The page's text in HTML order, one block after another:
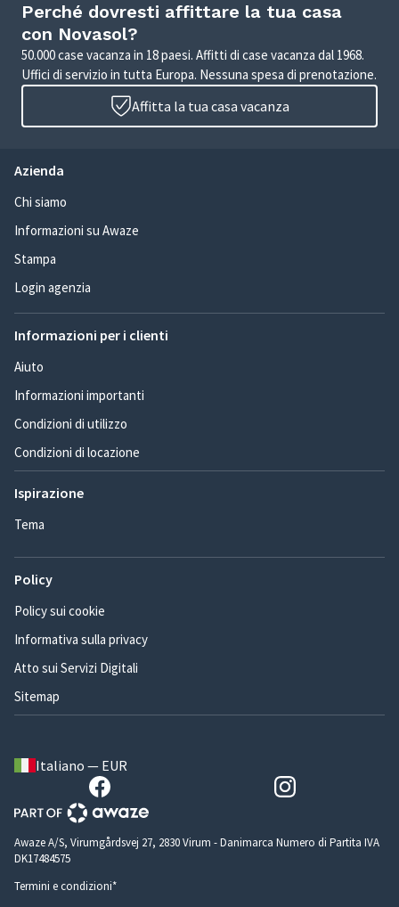
Perché dovresti affittare la tua casa
con Novasol?
50.000 case vacanza in 18 paesi. Affitti di case vacanza dal 1968.
Uffici di servizio in tutta Europa. Nessuna spesa di prenotazione.
Affitta la tua casa vacanza
Azienda
Chi siamo
Informazioni su Awaze
Stampa
Login agenzia
Informazioni per i clienti
Aiuto
Informazioni importanti
Condizioni di utilizzo
Condizioni di locazione
Ispirazione
Tema
Policy
Policy sui cookie
Informativa sulla privacy
Atto sui Servizi Digitali
Sitemap
Italiano — EUR
Awaze A/S, Virumgårdsvej 27, 2830 Virum - Danimarca Numero di Partita IVA
DK17484575
Termini e condizioni*